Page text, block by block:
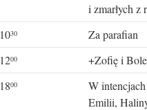
i zmarłych z
1030
Za parafian
1200
+Zofię i
1800
W
Emilii,